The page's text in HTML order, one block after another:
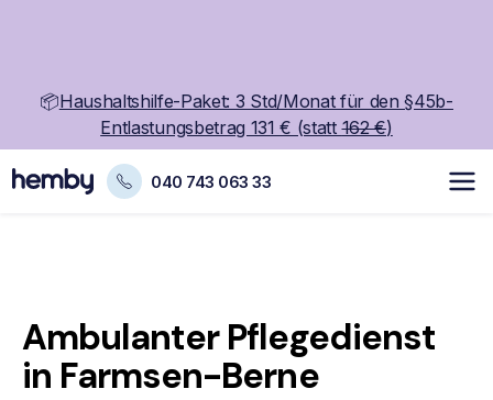
📦Haushaltshilfe-Paket: 3 Std/Monat für den §45b-
Entlastungsbetrag 131 € (statt162 €)
040 743 063 33
Ambulanter Pflegedienst
in Farmsen-Berne